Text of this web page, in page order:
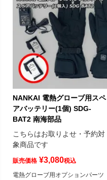
NANKAI 電熱グローブ用スペ
アバッテリー(1個) SDG-
BAT2 南海部品
こちらはお取りよせ・予約対
象商品です
販売価格 ¥3,080税込
電熱グローブ用オプションパーツ